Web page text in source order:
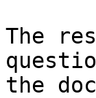
The
the